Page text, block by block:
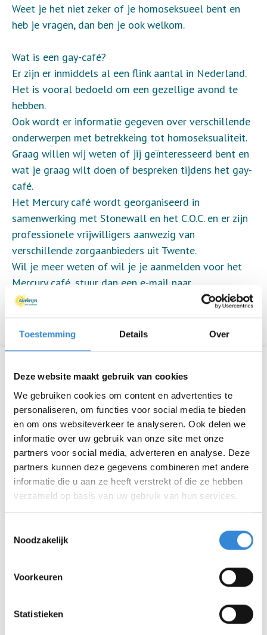
Toestemming Details Over
Deze website maakt gebruik van cookies
We gebruiken cookies om content en advertenties te
personaliseren, om functies voor social media te bieden
en om ons websiteverkeer te analyseren. Ook delen we
informatie over uw gebruik van onze site met onze
partners voor social media, adverteren en analyse. Deze
partners kunnen deze gegevens combineren met andere
informatie die u aan ze heeft verstrekt of die ze hebben
verzameld op basis van uw gebruik van hun services.
Noodzakelijk
Voorkeuren
Statistieken
Informatie
Datum
wo 9 dec.
Tijd
19:30 - 22:00
Locatie
Café Stonewall, Enschede
Thema
Ontmoeten
Kosten
Geen
Deelnemers
Weet je het niet zeker of je homoseksueel bent en
heb je vragen, dan ben je ook welkom.
Wat is een gay-café?
Er zijn er inmiddels al een flink aantal in Nederland.
Het is vooral bedoeld om een gezellige avond te
hebben.
Ook wordt er informatie gegeven over verschillende
onderwerpen met betrekkeing tot homoseksualiteit.
Graag willen wij weten of jij geïnteresseerd bent en
wat je graag wilt doen of bespreken tijdens het gay-
café.
Het Mercury café wordt georganiseerd in
samenwerking met Stonewall en het C.O.C. en er zijn
professionele vrijwilligers aanwezig van
verschillende zorgaanbieders uit Twente.
Wil je meer weten of wil je je aanmelden voor het
Mercury café, stuur dan een e-mail naar
mercurycafe.enschede@gmail.com
Aanmelden is niet verplicht.